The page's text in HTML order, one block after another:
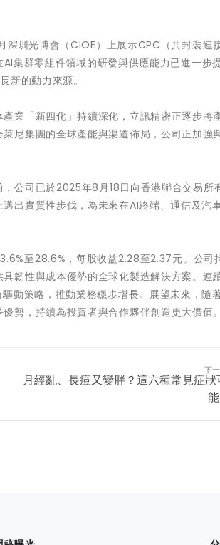
圳光博會（CIOE）上展示CPC（共封裝連接
集群零組件領域的研發與供應能力已進一步
新的動力來源。
業「新四化」持續深化，立訊精密正逐步將
尼集團的全球產能與渠道佈局，公司正加強
公司已於2025年8月18日向香港聯合交易所
出實質性步伐，為未來在AI終端、通信及汽
至28.6%，每股收益2.28至2.37元。公司
韌性與成本優勢的全球化製造解決方案。連
動策略，推動業務穩步增長。展望未來，隨
勢，持續為投資者與合作夥伴創造更大價值。
下
月經亂、長痘又變胖？這六種常見症狀